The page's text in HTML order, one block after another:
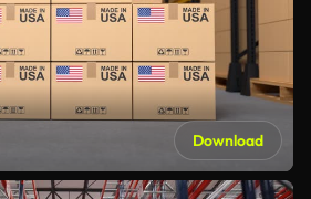
Download